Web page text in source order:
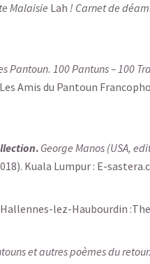
Malaisie Lah ! Carnet de
Pantoun. 100 Pantuns – 100
Amis du Pantoun
. George Manos (USA,
Kuala Lumpur : E-
Hallennes-lez-Haubourdin
et autres poèmes du retour.